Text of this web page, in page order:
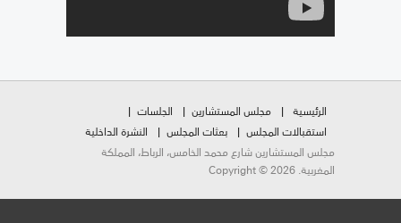
الرئيسية مجلس المستشارين
الجلسات
استقبالات المجلس
بعثات المجلس
النشرة الداخلية
مجلس المستشارين شارع محمد الخامس، الرباط، المملكة
المغربية. Copyright © 2026